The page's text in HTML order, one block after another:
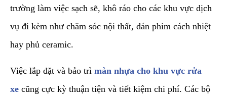
trường làm việc sạch sẽ, khô ráo cho các khu vực dịch
vụ đi kèm như chăm sóc nội thất, dán phim cách nhiệt
hay phủ ceramic.
​Việc lắp đặt và bảo trì màn nhựa cho khu vực rửa
xe cũng cực kỳ thuận tiện và tiết kiệm chi phí. Các bộ